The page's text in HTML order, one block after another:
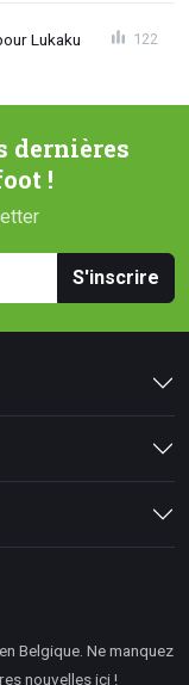
Lukaku 122
dernières
!
S'inscrire
Belgique. Ne manquez
nouvelles ici !